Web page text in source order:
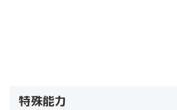
特殊能力